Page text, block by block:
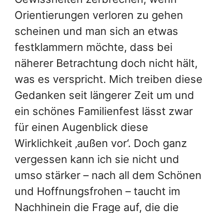
Orientierungen verloren zu gehen
scheinen und man sich an etwas
festklammern möchte, dass bei
näherer Betrachtung doch nicht hält,
was es verspricht. Mich treiben diese
Gedanken seit längerer Zeit um und
ein schönes Familienfest lässt zwar
für einen Augenblick diese
Wirklichkeit ‚außen vor‘. Doch ganz
vergessen kann ich sie nicht und
umso stärker – nach all dem Schönen
und Hoffnungsfrohen – taucht im
Nachhinein die Frage auf, die die